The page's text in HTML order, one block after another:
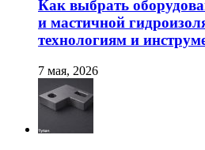
Как выбрать
и мастичной
технологиям и
7 мая, 2026